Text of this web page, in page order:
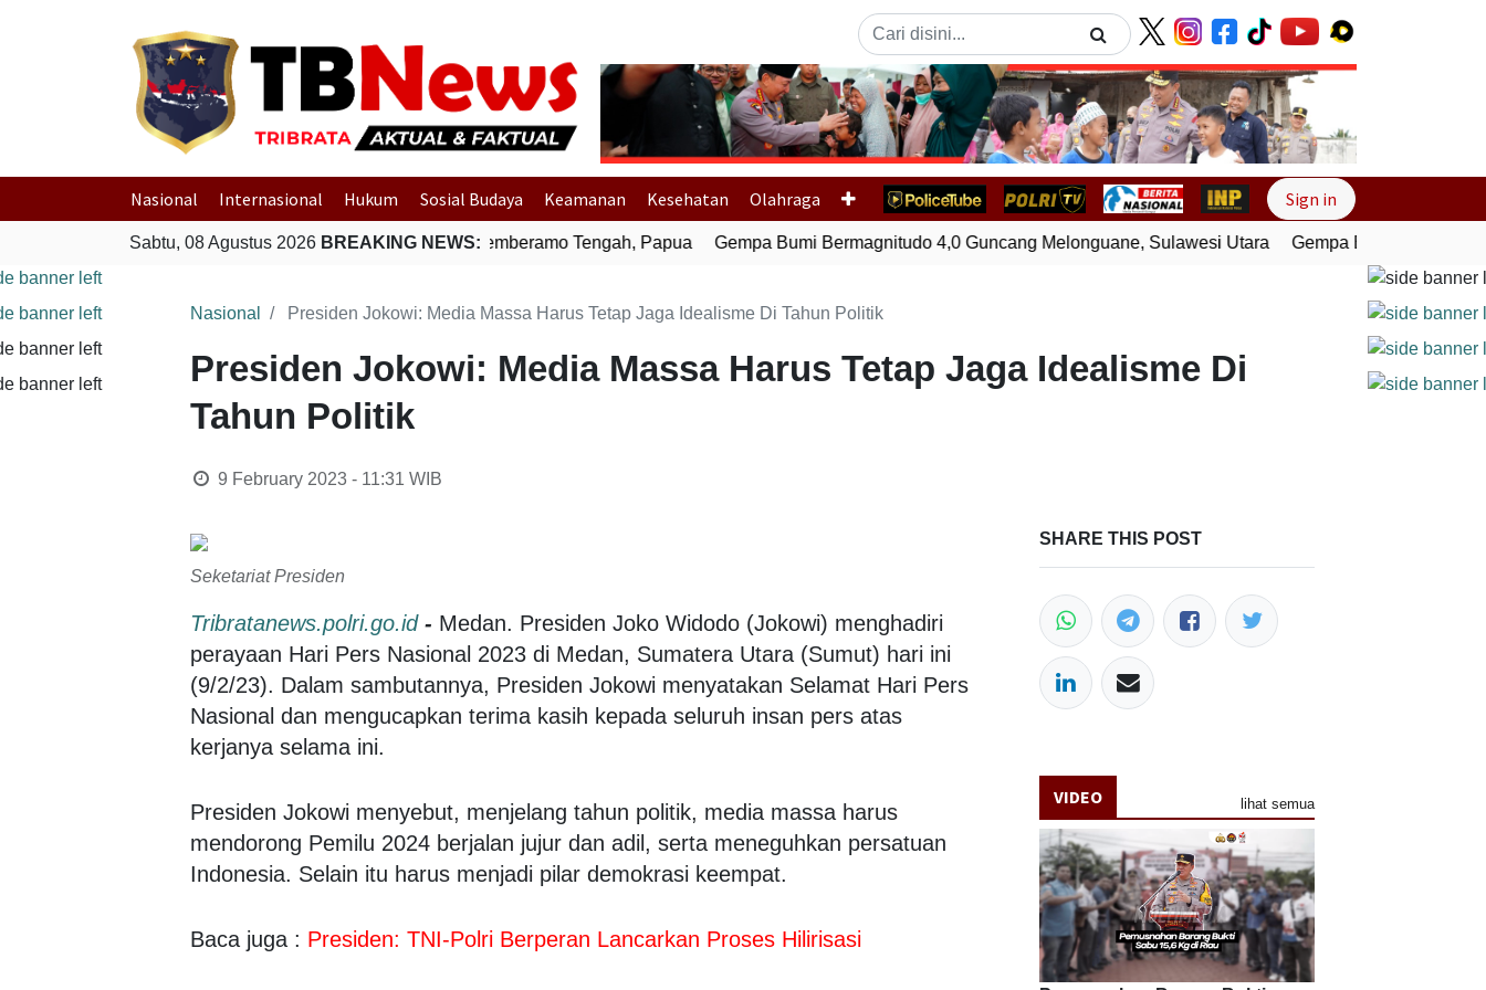
Previous Next
Nasional Internasional Hukum Sosial Budaya Keamanan Kesehatan Olahraga Sign in
Sabtu, 08 Agustus 2026 BREAKING NEWS:
Gempa Bumi Bermagnitudo 4,0 Guncang Memberamo Tengah, Papua Gempa Bumi Bermagnitudo 4,0 Guncang Melonguane, Sulawesi Utara Gempa Bumi
Nasional Presiden Jokowi: Media Massa Harus Tetap Jaga Idealisme Di Tahun Politik
Presiden Jokowi: Media Massa Harus Tetap Jaga Idealisme Di
Tahun Politik
9 February 2023 - 11:31 WIB
Seketariat Presiden
Tribratanews.polri.go.id- Medan. Presiden Joko Widodo (Jokowi) menghadiri
perayaan Hari Pers Nasional 2023 di Medan, Sumatera Utara (Sumut) hari ini
(9/2/23). Dalam sambutannya, Presiden Jokowi menyatakan Selamat Hari Pers
Nasional dan mengucapkan terima kasih kepada seluruh insan pers atas
kerjanya selama ini.
Presiden Jokowi menyebut, menjelang tahun politik, media massa harus
mendorong Pemilu 2024 berjalan jujur dan adil, serta meneguhkan persatuan
Indonesia. Selain itu harus menjadi pilar demokrasi keempat.
Baca juga : Presiden: TNI-Polri Berperan Lancarkan Proses Hilirisasi
SHARE THIS POST
VIDEO lihat semua